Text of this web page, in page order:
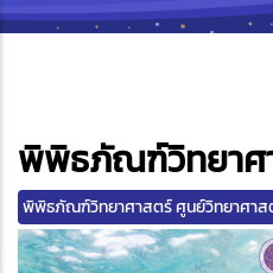
พิพิธภัณฑ์วิทยาศ
พิพิธภัณฑ์วิทยาศาสตร์ ศูนย์วิทยาศาส